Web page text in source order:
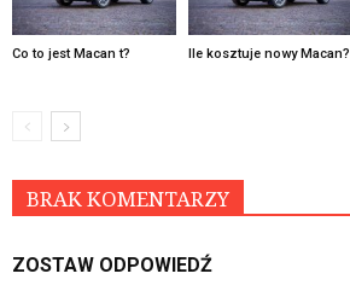
Co to jest Macan t? Ile kosztuje nowy Macan?
BRAK KOMENTARZY
ZOSTAW ODPOWIEDŹ